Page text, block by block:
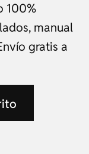
100%
manual
gratis a